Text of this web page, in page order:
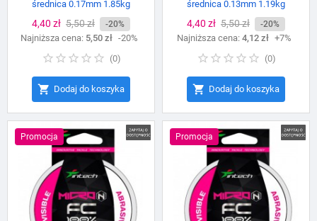
średnica 0.17mm 1.85kg
Cena
4,40 zł Cena
podstawowa
5,50 zł -20%
Najniższa cena: 5,50 zł -20%
(0)
 Dodaj do koszyka
średnica 0.13mm 1.19kg
Cena
4,40 zł Cena
podstawowa
5,50 zł -20%
Najniższa cena: 4,12 zł +7%
(0)
 Dodaj do koszyka
Promocja Promocja